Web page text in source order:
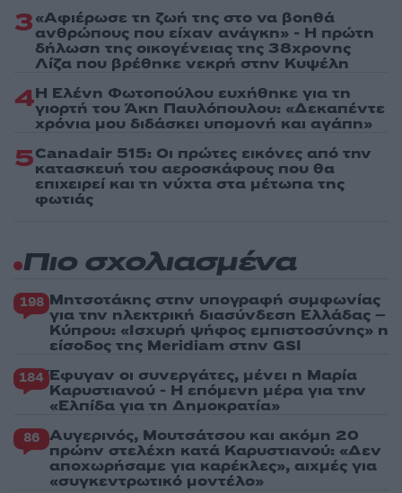
3«Αφιέρωσε τη ζωή της στο να βοηθά
ανθρώπους που είχαν ανάγκη» - Η πρώτη
δήλωση της οικογένειας της 38χρονης
Λίζα που βρέθηκε νεκρή στην Κυψέλη
4Η Ελένη Φωτοπούλου ευχήθηκε για τη
γιορτή του Άκη Παυλόπουλου: «Δεκαπέντε
χρόνια μου διδάσκει υπομονή και αγάπη»
5Canadair 515: Οι πρώτες εικόνες από την
κατασκευή του αεροσκάφους που θα
επιχειρεί και τη νύχτα στα μέτωπα της
φωτιάς
Πιο σχολιασμένα
198 Μητσοτάκης στην υπογραφή συμφωνίας
για την ηλεκτρική διασύνδεση Ελλάδας –
Κύπρου: «Ισχυρή ψήφος εμπιστοσύνης» η
είσοδος της Meridiam στην GSI
184 Έφυγαν οι συνεργάτες, μένει η Μαρία
Καρυστιανού - Η επόμενη μέρα για την
«Ελπίδα για τη Δημοκρατία»
86 Αυγερινός, Μουτσάτσου και ακόμη 20
πρώην στελέχη κατά Καρυστιανού: «Δεν
αποχωρήσαμε για καρέκλες», αιχμές για
«συγκεντρωτικό μοντέλο»